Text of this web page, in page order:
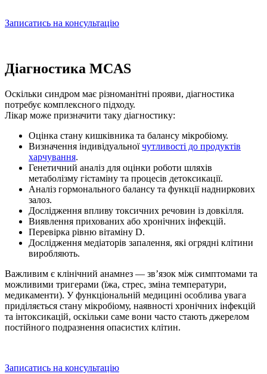
Записатись на консультацію
Діагностика MCAS
Оскільки синдром має різноманітні прояви, діагностика
потребує комплексного підходу.
Лікар може призначити таку діагностику:
Оцінка стану кишківника та балансу мікробіому.
Визначення індивідуальноїчутливості до продуктів
харчування.
Генетичний аналіз для оцінки роботи шляхів
метаболізму гістаміну та процесів детоксикації.
Аналіз гормонального балансу та функції надниркових
залоз.
Дослідження впливу токсичних речовин із довкілля.
Виявлення прихованих або хронічних інфекцій.
Перевірка рівню вітаміну D.
Дослідження медіаторів запалення, які огрядні клітини
виробляють.
Важливим є клінічний анамнез — зв’язок між симптомами та
можливими тригерами (їжа, стрес, зміна температури,
медикаменти). У функціональній медицині особлива увага
приділяється стану мікробіому, наявності хронічних інфекцій
та інтоксикацій, оскільки саме вони часто стають джерелом
постійного подразнення опасистих клітин.
Записатись на консультацію